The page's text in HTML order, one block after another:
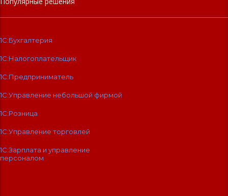
1С:Бухгалтерия
1С:Налогоплательщик
1С:Предприниматель
1С:Управление небольшой фирмой
1С:Розница
1С:Управление торговлей
1С:Зарплата и управление
персоналом